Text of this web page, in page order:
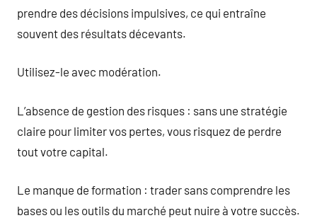
prendre des décisions impulsives, ce qui entraîne
souvent des résultats décevants.
Utilisez-le avec modération.
L’absence de gestion des risques : sans une stratégie
claire pour limiter vos pertes, vous risquez de perdre
tout votre capital.
Le manque de formation : trader sans comprendre les
bases ou les outils du marché peut nuire à votre succès.